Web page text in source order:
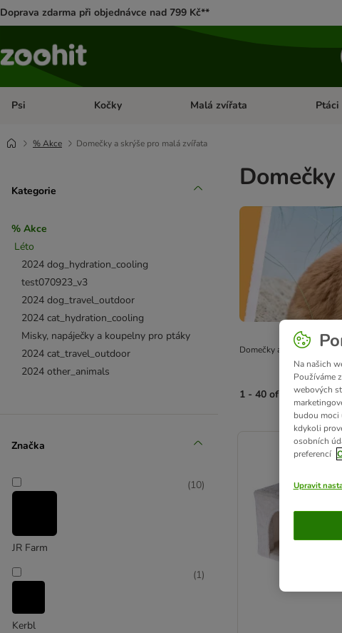
Doprava zdarma při objednávce nad 799 Kč**
Psi Otevřít menu: Psi
Kočky Otevřít menu: Kočky
Malá zvířata Otevřít
Ptáci
% Akce Domečky a skrýše pro malá zvířata
Kategorie
% Akce
Léto
2024 dog_hydration_cooling
test070923_v3
2024 dog_travel_outdoor
2024 cat_hydration_cooling
Misky, napáječky a koupelny pro ptáky
2024 cat_travel_outdoor
2024 other_animals
Značka
JR Farm
(10)
Kerbl
(1)
Domečky a skrýše pro
1 - 40 of 40 výsledků
product items have
Na našich
Používáme
webových
budou moci
kdykoli
osobních
preferencí
Upravit